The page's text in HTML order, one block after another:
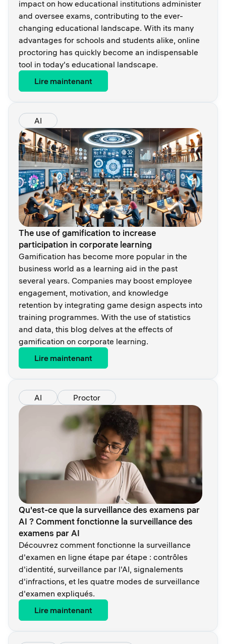
impact on how educational institutions administer
and oversee exams, contributing to the ever-
changing educational landscape. With its many
advantages for schools and students alike, online
proctoring has quickly become an indispensable
tool in today's educational landscape.
Lire maintenant
AI
The use of gamification to increase
participation in corporate learning
Gamification has become more popular in the
business world as a learning aid in the past
several years. Companies may boost employee
engagement, motivation, and knowledge
retention by integrating game design aspects into
training programmes. With the use of statistics
and data, this blog delves at the effects of
gamification on corporate learning.
Lire maintenant
AI Proctor
Qu'est-ce que la surveillance des examens par
AI ? Comment fonctionne la surveillance des
examens par AI
Découvrez comment fonctionne la surveillance
d'examen en ligne étape par étape : contrôles
d'identité, surveillance par l'AI, signalements
d'infractions, et les quatre modes de surveillance
d'examen expliqués.
Lire maintenant